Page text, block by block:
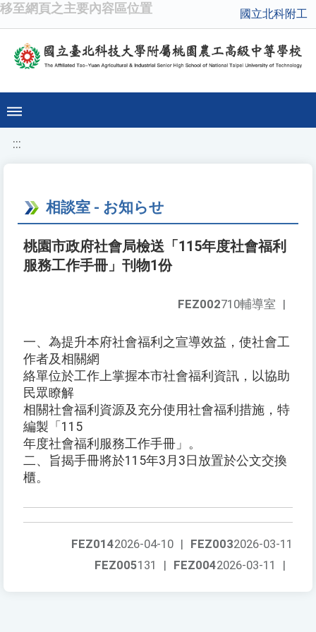
移至網頁之主要內容區位置 國立北科附工
:::
相談室 - お知らせ
桃園市政府社會局檢送「115年度社會福利
服務工作手冊」刊物1份
FEZ002710輔導室 |
一、為提升本府社會福利之宣導效益，使社會工
作者及相關網
絡單位於工作上掌握本市社會福利資訊，以協助
民眾瞭解
相關社會福利資源及充分使用社會福利措施，特
編製「115
年度社會福利服務工作手冊」。
二、旨揭手冊將於115年3月3日放置於公文交換
櫃。
FEZ0032026-03-11
FEZ0142026-04-10 |
FEZ0042026-03-11 |
FEZ005131 |